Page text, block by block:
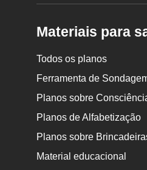
Materiais para
Todos os planos
Ferramenta de
Planos sobre
Planos de Alfabetização
Planos sobre
Material educacional